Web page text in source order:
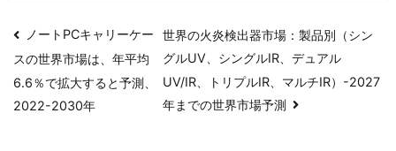
投
稿
ナ
ノートPCキャリーケー
スの世界市場は、年平均
6.6％で拡大すると予測、
2022-2030年
世界の火炎検出器市場：製品別（シン
グルUV、シングルIR、デュアル
UV/IR、トリプルIR、マルチIR）-2027
年までの世界市場予測